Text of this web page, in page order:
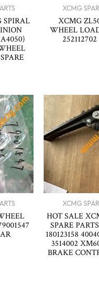
SPIRAL
XCMG
XCMG
WHEEL
XCMG
HOT SALE
SPARE
180123158
3514002
BRAKE